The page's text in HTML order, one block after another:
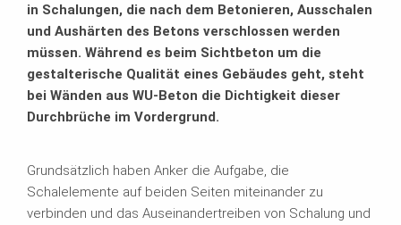
in Schalungen, die nach dem Betonieren, Ausschalen
und Aushärten des Betons verschlossen werden
müssen. Während es beim Sichtbeton um die
gestalterische Qualität eines Gebäudes geht, steht
bei Wänden aus WU-Beton die Dichtigkeit dieser
Durchbrüche im Vordergrund.
Grundsätzlich haben Anker die Aufgabe, die
Schalelemente auf beiden Seiten miteinander zu
verbinden und das Auseinandertreiben von Schalung und